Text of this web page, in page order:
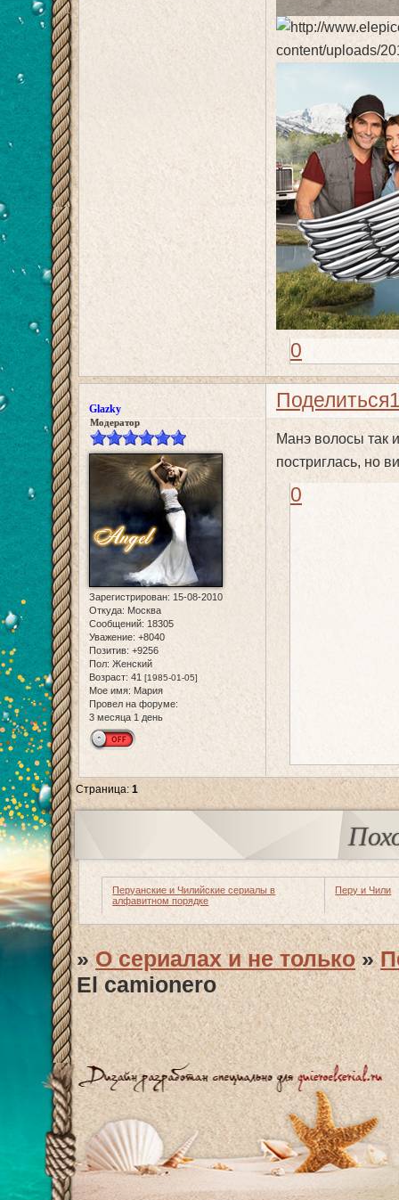
0
Поделиться
Glazky
Модератор
Зарегистрирован: 15-08-2010
Откуда: Москва
Сообщений: 18305
Уважение: +8040
Позитив: +9256
Пол: Женский
Возраст: 41 [1985-01-05]
Мое имя: Мария
Провел на форуме:
3 месяца 1 день
Манэ волосы так
постриглась, но
0
Страница:1
Перуанские и Чилийские сериалы в
алфавитном порядке
Перу и Чили
»О сериалах и не только »
El camionero